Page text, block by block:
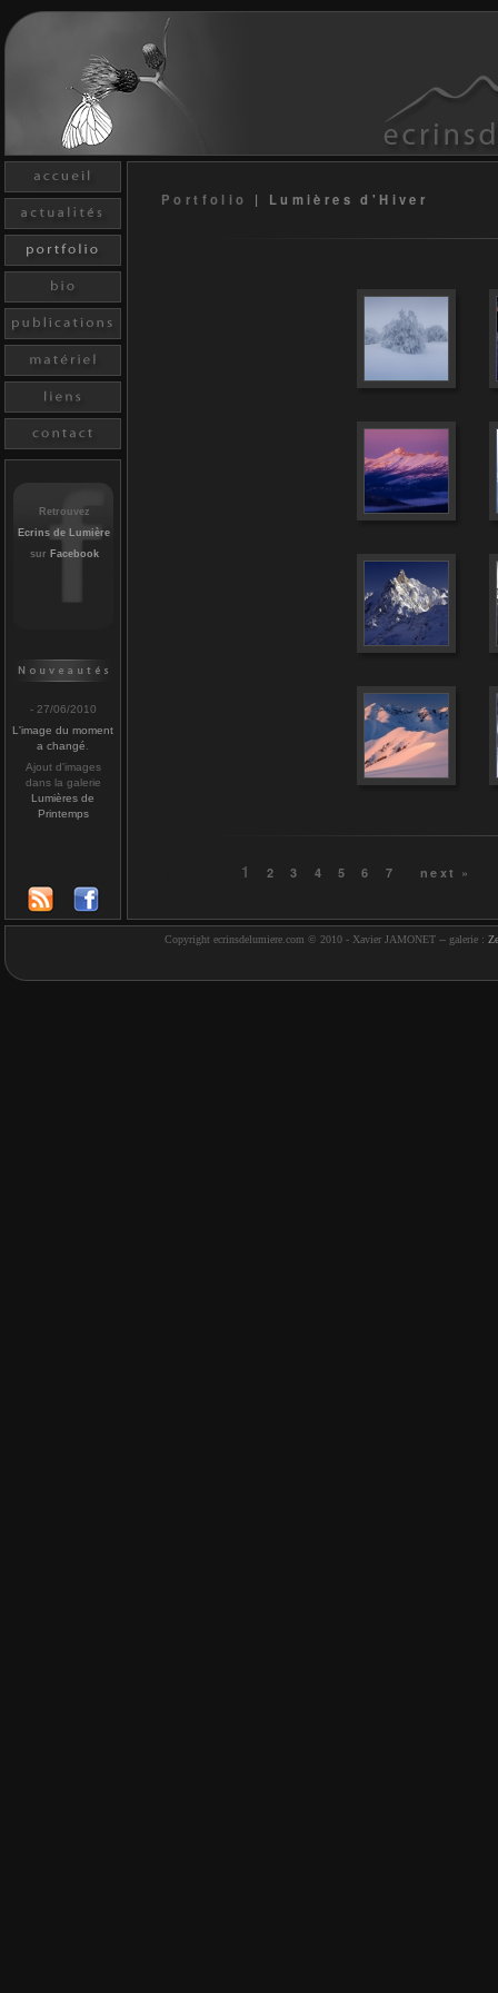
Retrouvez
Ecrins de Lumière
sur Facebook
- 27/06/2010
L'image du moment
a changé
Ajout d'images
dans la galerie
Lumières de
Printemps
Portfolio | Lumières d'Hiver
1 2 3 4 5 6 7 next »
Copyright ecrinsdelumiere.com © 2010 - Xavier JAMONET -- galerie :